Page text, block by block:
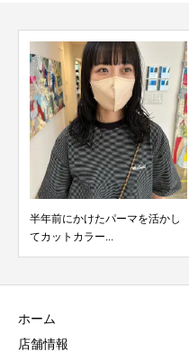
半年前にかけたパーマを活かし
てカットカラー...
ホーム
店舗情報